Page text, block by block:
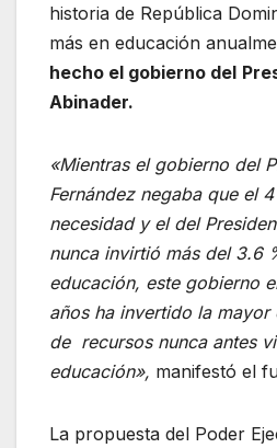
historia de República
más en educación
hecho el gobierno del
Abinader.
«Mientras el gobierno del
Fernández negaba que el
necesidad y el del
nunca invirtió más del 3.6
educación, este gobierno
años ha invertido la mayor
de recursos nunca antes
educación», manifestó el
La propuesta del Poder